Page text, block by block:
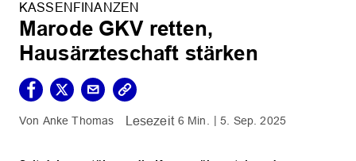
KASSENFINANZEN
Marode GKV retten,
Hausärzteschaft stärken
Anke Thomas 6 Min. 5. Sep. 2025